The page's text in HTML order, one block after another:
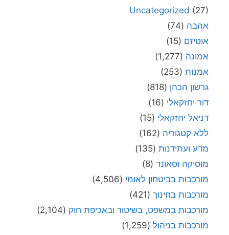
Uncategorized (27)
אהבה (74)
אוטיזם (15)
אמונה (1,277)
אמנות (253)
גרשון הכהן (818)
דור יחזקאלי (16)
דניאל יחזקאלי (15)
ללא קטגוריה (162)
מדע ועתידנות (135)
מוסיקה וסאונד (8)
מורכבות בביטחון לאומי (4,506)
מורכבות בחינוך (421)
מורכבות במשפט, בשיטור ובאכיפת חוק (2,104)
מורכבות בניהול (1,259)